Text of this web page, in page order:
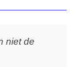
niet de